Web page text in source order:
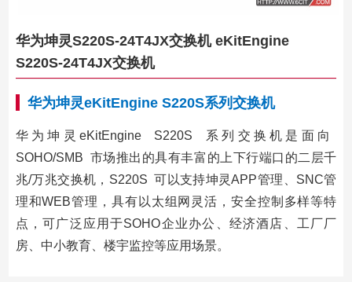
华为坤灵S220S-24T4JX交换机 eKitEngine
S220S-24T4JX交换机
华为坤灵eKitEngine S220S系列交换机
华为坤灵eKitEngine S220S 系列交换机是面向
SOHO/SMB 市场推出的具有丰富的上下行端口的二层千
兆/万兆交换机，S220S 可以支持坤灵APP管理、SNC管
理和WEB管理，具有以太组网灵活，安全控制多样等特
点，可广泛应用于SOHO企业办公、经济酒店、工厂厂
房、中小教育、楼宇监控等应用场景。